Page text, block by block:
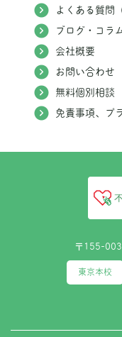
よくある質問
ブログ・コラ
会社概要
お問い合わせ
無料個別相談
免責事項、プ
〒155-
東京本校